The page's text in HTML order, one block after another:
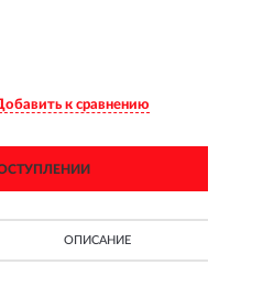
к сравнению
ОПИСАНИЕ